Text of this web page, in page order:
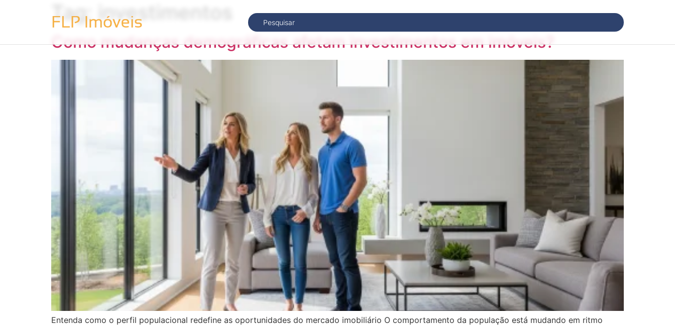
Tag:investimentos
Como mudanças demográficas afetam investimentos em imóveis?
Entenda como o perfil populacional redefine as oportunidades do mercado imobiliário O comportamento da população está mudando em ritmo